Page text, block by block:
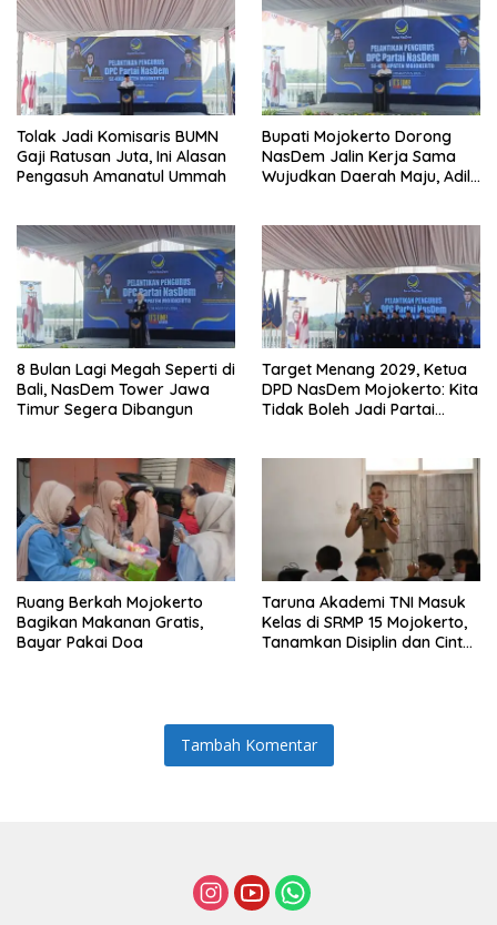
Tolak Jadi Komisaris BUMN
Gaji Ratusan Juta, Ini Alasan
Pengasuh Amanatul Ummah
Bupati Mojokerto Dorong
NasDem Jalin Kerja Sama
Wujudkan Daerah Maju, Adil,
8 Bulan Lagi Megah Seperti di
Bali, NasDem Tower Jawa
Timur Segera Dibangun
Target Menang 2029, Ketua
DPD NasDem Mojokerto: Kita
Tidak Boleh Jadi Partai
Ruang Berkah Mojokerto
Bagikan Makanan Gratis,
Bayar Pakai Doa
Taruna Akademi TNI Masuk
Kelas di SRMP 15 Mojokerto,
Tanamkan Disiplin dan Cinta
Tambah Komentar